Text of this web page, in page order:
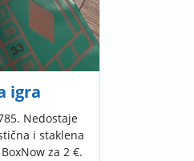
igra
Nedostaje
i staklena
za 2 €.